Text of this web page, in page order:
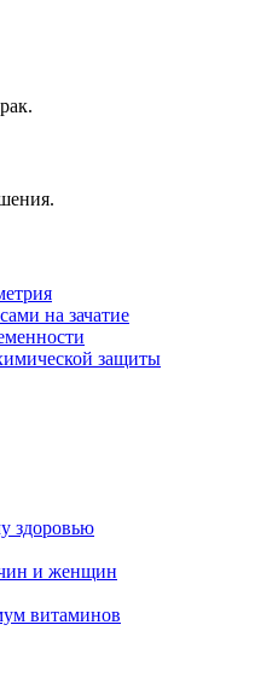
на зачатие
защиты
здоровью
и женщин
витаминов